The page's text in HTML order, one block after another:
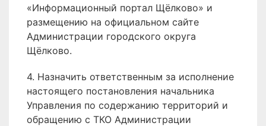
«Информационный портал Щёлково» и
размещению на официальном сайте
Администрации городского округа
Щёлково.
4. Назначить ответственным за исполнение
настоящего постановления начальника
Управления по содержанию территорий и
обращению с ТКО Администрации